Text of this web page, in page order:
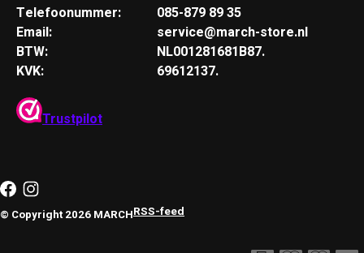
Telefoonummer:
Email:
BTW:
KVK:
085-879 89 35
service@march-store.nl
NL001281681B87.
69612137.
Trustpilot
© Copyright 2026 MARCHRSS-feed